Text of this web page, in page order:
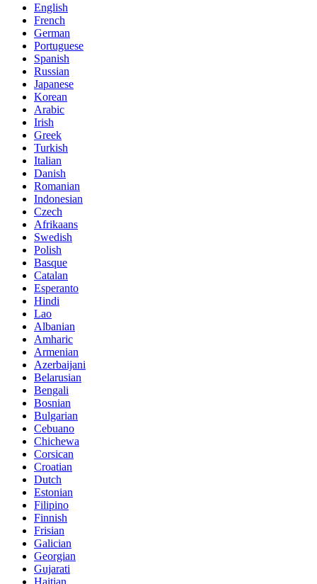
English
French
German
Portuguese
Spanish
Russian
Japanese
Korean
Arabic
Irish
Greek
Turkish
Italian
Danish
Romanian
Indonesian
Czech
Afrikaans
Swedish
Polish
Basque
Catalan
Esperanto
Hindi
Lao
Albanian
Amharic
Armenian
Azerbaijani
Belarusian
Bengali
Bosnian
Bulgarian
Cebuano
Chichewa
Corsican
Croatian
Dutch
Estonian
Filipino
Finnish
Frisian
Galician
Georgian
Gujarati
Haitian